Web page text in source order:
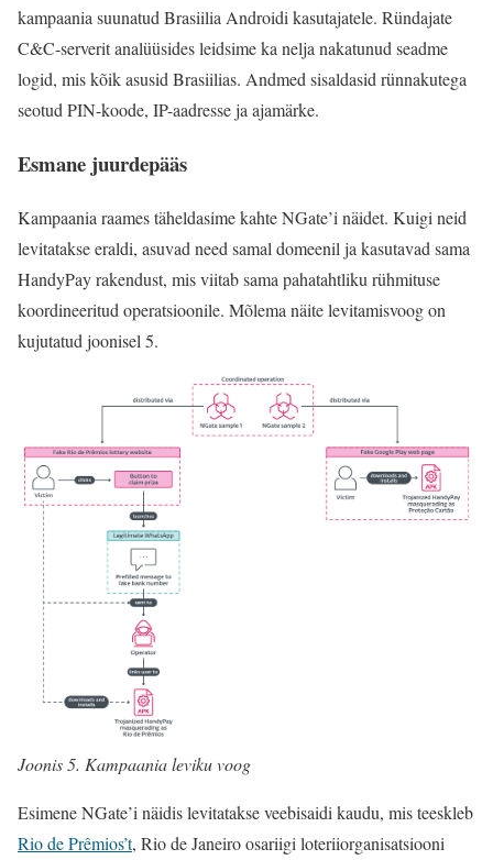
kampaania suunatud Brasiilia Androidi kasutajatele. Ründajate
C&C-serverit analüüsides leidsime ka nelja nakatunud seadme
logid, mis kõik asusid Brasiilias. Andmed sisaldasid rünnakutega
seotud PIN-koode, IP-aadresse ja ajamärke.
Esmane juurdepääs
Kampaania raames täheldasime kahte NGate’i näidet. Kuigi neid
levitatakse eraldi, asuvad need samal domeenil ja kasutavad sama
HandyPay rakendust, mis viitab sama pahatahtliku rühmituse
koordineeritud operatsioonile. Mõlema näite levitamisvoog on
kujutatud joonisel 5.
Joonis 5. Kampaania leviku voog
Esimene NGate’i näidis levitatakse veebisaidi kaudu, mis teeskleb
Rio de Prêmios’t, Rio de Janeiro osariigi loteriiorganisatsiooni